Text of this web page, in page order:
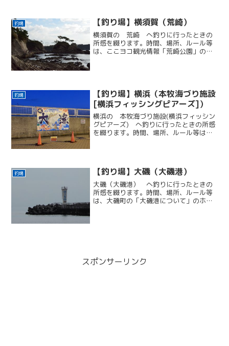
釣場 【釣り場】横須賀（荒崎）
横須賀の 荒崎 へ釣りに行ったときの
所感を綴ります。時間、場所、ルール等
は、ここヨコ観光情報「荒崎公園」のホ
釣場
【釣り場】横浜（本牧海づり施設
[横浜フィッシングピアーズ]）
横浜の 本牧海づり施設(横浜フィッシン
グピアーズ) へ釣りに行ったときの所感
を綴ります。時間、場所、ルール等は、
な部分を解消してくれ...
釣場 【釣り場】大磯（大磯港）
大磯（大磯港） へ釣りに行ったときの
所感を綴ります。時間、場所、ルール等
は、大磯町の「大磯港について」のホー
スポンサーリンク